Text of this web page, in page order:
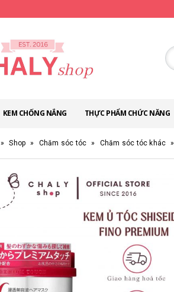
KEM CHỐNG NẮNG THỰC PHẨM CHỨC NĂNG
» Shop » Chăm sóc tóc » Chăm sóc tóc khác »